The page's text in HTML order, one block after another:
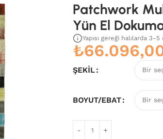
Patchwork
Yün El
Yapısı gereği halılarda 3-
₺
ŞEKIL
BOYUT/EBAT